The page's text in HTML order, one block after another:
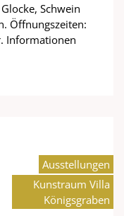
Schwein
Öffnungszeiten:
Informationen
Ausstellungen
Kunstraum Villa
Königsgraben